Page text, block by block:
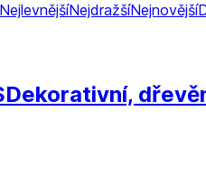
NejlevnějšíNejdražšíNejnovější
Dekorativní,